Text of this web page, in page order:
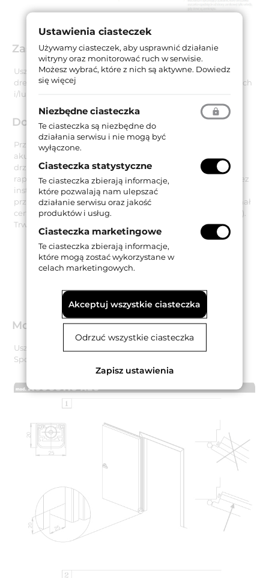
Zastosowanie
Uszczelka dedykowana jest do zastosowania w drzwiach
drewnianych / PCV, w tym także w drzwiach dymoszczelnych
i/lub przeciwpożarowych.
Dokumenty techniczne
Przeprowadzone badanie potwierdziło izolacyjność
akustyczną uszczelki
drzwiowej wynoszącej 14 mm. Wyniki testów potwierdza
raport z badańPB-G03-04-en-01_PB01 opublikowany przez
instytutift Rosenheim. Model Acoustic Alu został również
przebadany w drzwiach przeciwpożarowych
i otrzymał
certyfikatApplus laboratories
(LGAI Technological Center).
Trwałość uszczelki potwierdza test
200 000 cykli pracy
Montaż
Uszczelka jest montowana na wkręty od dołu skrzydła.
Sposób montażu prezentują poniższe grafiki.
Ustawienia ciasteczek
Używamy ciasteczek, aby usprawnić działanie
witryny oraz monitorować ruch w serwisie.
Możesz wybrać, które z nich są aktywne. Dowiedz
się więcej
Niezbędne ciasteczka
Te ciasteczka są niezbędne do
działania serwisu i nie mogą być
wyłączone.
Ciasteczka statystyczne
Te ciasteczka zbierają informacje,
które pozwalają nam ulepszać
działanie serwisu oraz jakość
produktów i usług.
Ciasteczka marketingowe
Te ciasteczka zbierają informacje,
które mogą zostać wykorzystane w
celach marketingowych.
Akceptuj wszystkie ciasteczka
Odrzuć wszystkie ciasteczka
Zapisz ustawienia